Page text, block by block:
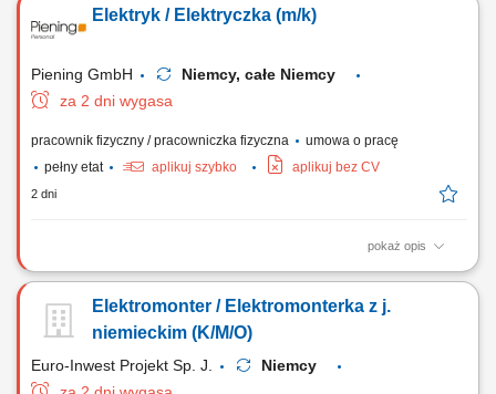
elektryczne; Wymagania: Wykształcenie elektryczne lub w trakcie nauki;
Doświadczenie zawodowe na podobnym stanowisku; Uprawnienia
Elektryk / Elektryczka (m/k)
Piening GmbH
Niemcy, całe Niemcy
za 2 dni wygasa
pracownik fizyczny / pracowniczka fizyczna
umowa o pracę
pełny etat
aplikuj szybko aplikuj bez CV
2 dni
pokaż opis
Opis stanowiska: Montaż, modernizacja oraz uruchamianie instalacji
Prefabrykacja, montaż komponentów oraz kompleksowe okablowanie
szaf sterowniczych. Wykonywanie bieżących prac konserwacyjnych,
Elektromonter / Elektromonterka z j.
niemieckim (K/M/O)
Euro-Inwest Projekt Sp. J.
Niemcy